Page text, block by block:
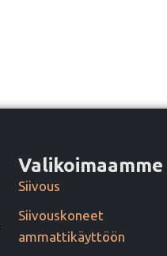
Valikoimaamme
Siivous
Siivouskoneet
ammattikäyttöön